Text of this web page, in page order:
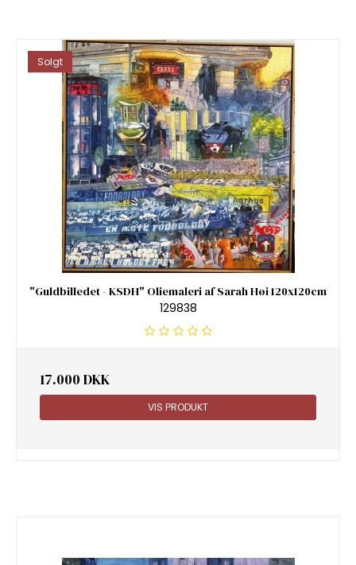
Solgt
"Guldbilledet - KSDH" Oliemaleri af Sarah Høi 120x120cm
129838
17.000 DKK
VIS PRODUKT